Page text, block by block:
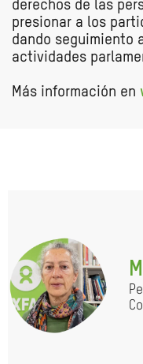
derechos de las
presionar a los
dando seguimiento
actividades
Más información en